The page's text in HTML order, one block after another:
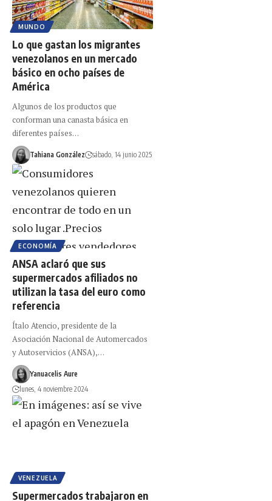
MUNDO
Lo que gastan los migrantes
venezolanos en un mercado
básico en ocho países de
América
Algunos de los productos que
conforman una canasta básica en
diferentes países…
Tahiana González sábado, 14 junio 2025
ECONOMÍA
ANSA aclaró que sus
supermercados afiliados no
utilizan la tasa del euro como
referencia
Ítalo Atencio, presidente de la
Asociación Nacional de Automercados
y Autoservicios (ANSA),…
Yanuacelis Aure
lunes, 4 noviembre 2024
VENEZUELA
Supermercados trabajaron en